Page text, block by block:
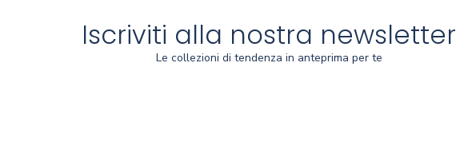
Iscriviti alla nostra newsletter
Le collezioni di tendenza in anteprima per te